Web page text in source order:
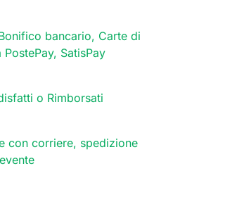
bancario, Carte di
SatisPay
o Rimborsati
con corriere, spedizione